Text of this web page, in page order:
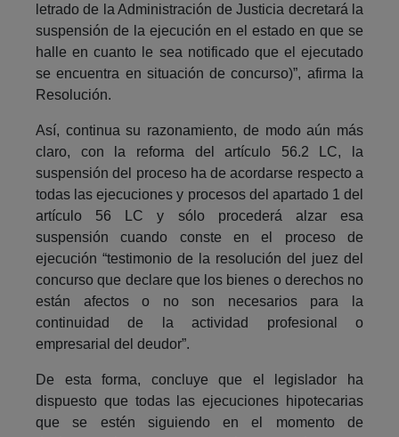
letrado de la Administración de Justicia decretará la
suspensión de la ejecución en el estado en que se
halle en cuanto le sea notificado que el ejecutado
se encuentra en situación de concurso)”, afirma la
Resolución.
Así, continua su razonamiento, de modo aún más
claro, con la reforma del artículo 56.2 LC, la
suspensión del proceso ha de acordarse respecto a
todas las ejecuciones y procesos del apartado 1 del
artículo 56 LC y sólo procederá alzar esa
suspensión cuando conste en el proceso de
ejecución “testimonio de la resolución del juez del
concurso que declare que los bienes o derechos no
están afectos o no son necesarios para la
continuidad de la actividad profesional o
empresarial del deudor”.
De esta forma, concluye que el legislador ha
dispuesto que todas las ejecuciones hipotecarias
que se estén siguiendo en el momento de